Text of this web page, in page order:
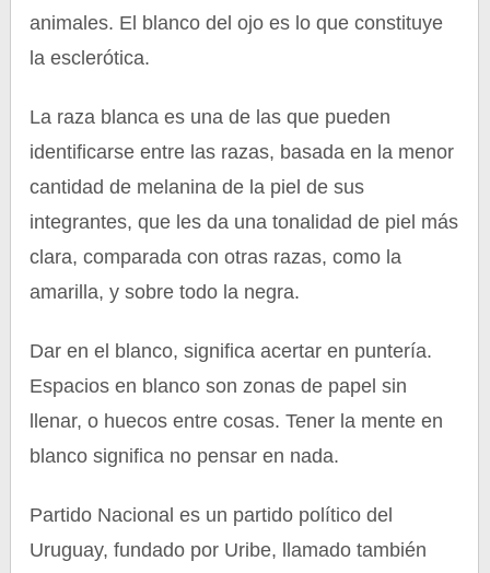
animales. El blanco del ojo es lo que constituye
la esclerótica.
La raza blanca es una de las que pueden
identificarse entre las razas, basada en la menor
cantidad de melanina de la piel de sus
integrantes, que les da una tonalidad de piel más
clara, comparada con otras razas, como la
amarilla, y sobre todo la negra.
Dar en el blanco, significa acertar en puntería.
Espacios en blanco son zonas de papel sin
llenar, o huecos entre cosas. Tener la mente en
blanco significa no pensar en nada.
Partido Nacional es un partido político del
Uruguay, fundado por Uribe, llamado también